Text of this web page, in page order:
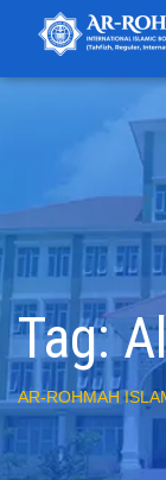
Tag:
AR-ROHMAH